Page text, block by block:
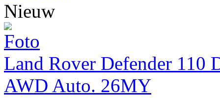
Nieuw
Land Rover Defender 110
AWD Auto. 26MY